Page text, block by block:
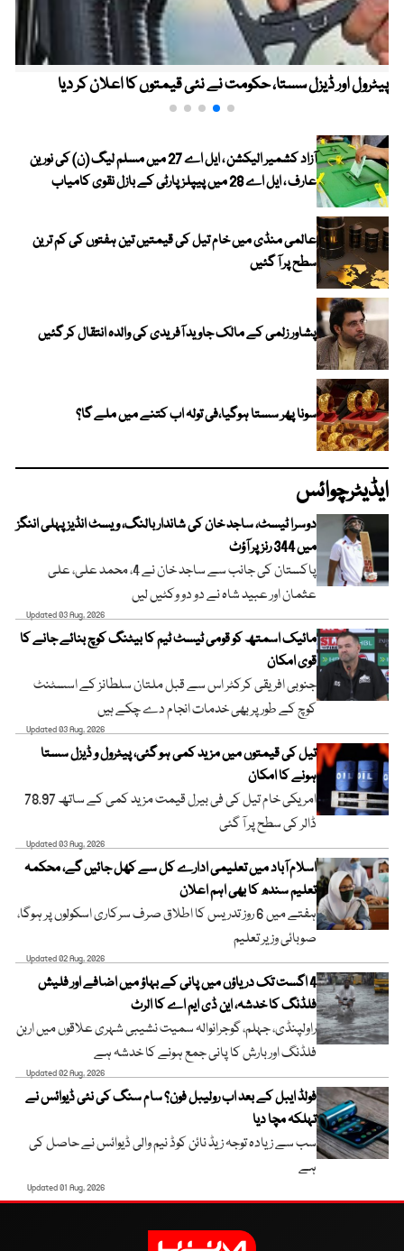
پیٹرول اور ڈیزل سستا، حکومت نے نئی قیمتوں کا اعلان کر دیا
آزاد کشمیر الیکشن ، ایل اے 27 میں مسلم لیگ (ن) کی نورین
عارف ، ایل اے 28 میں پیپلز پارٹی کے بازل نقوی کامیاب
عالمی منڈی میں خام تیل کی قیمتیں تین ہفتوں کی کم ترین
سطح پر آ گئیں
پشاور زلمی کے مالک جاوید آفریدی کی والدہ انتقال کر گئیں
سونا پھر سستا ہوگیا،فی تولہ اب کتنے میں ملے گا؟
ایڈیٹرچوائس
دوسرا ٹیسٹ، ساجد خان کی شاندار بالنگ، ویسٹ انڈیز پہلی اننگز
میں 344 رنز پر آؤٹ
پاکستان کی جانب سے ساجد خان نے 4، محمد علی، علی
عثمان اور عبید شاہ نے دو دو وکٹیں لیں
Updated 03 Aug, 2026
مائیک اسمتھ کو قومی ٹیسٹ ٹیم کا بیٹنگ کوچ بنائے جانے کا
قوی امکان
جنوبی افریقی کرکٹر اس سے قبل ملتان سلطانز کے اسسٹنٹ
کوچ کے طور پر بھی خدمات انجام دے چکے ہیں
Updated 03 Aug, 2026
تیل کی قیمتوں میں مزید کمی ہو گئی، پیٹرول و ڈیزل سستا
ہونے کا امکان
امریکی خام تیل کی فی بیرل قیمت مزید کمی کے ساتھ 78.97
ڈالر کی سطح پر آ گئی
Updated 03 Aug, 2026
اسلام آباد میں تعلیمی ادارے کل سے کھل جائیں گے، محکمہ
تعلیم سندھ کا بھی اہم اعلان
ہفتے میں 6 روز تدریس کا اطلاق صرف سرکاری اسکولوں پر ہوگا،
صوبائی وزیر تعلیم
Updated 02 Aug, 2026
4 اگست تک دریاؤں میں پانی کے بہاؤ میں اضافے اور فلیش
فلڈنگ کا خدشہ، این ڈی ایم اے کا الرٹ
راولپنڈی، جہلم، گوجرانوالہ سمیت نشیبی شہری علاقوں میں اربن
فلڈنگ اور بارش کا پانی جمع ہونے کا خدشہ ہے
Updated 02 Aug, 2026
فولڈ ایبل کے بعد اب رولیبل فون؟ سام سنگ کی نئی ڈیوائس نے
تہلکہ مچا دیا
سب سے زیادہ توجہ زیڈ نائن کوڈ نیم والی ڈیوائس نے حاصل کی
ہے
Updated 01 Aug, 2026